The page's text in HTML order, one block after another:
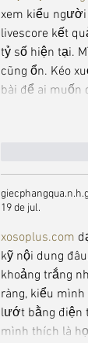
xem kiểu người
livescore kết
tỷ số hiện tại.
cũng ổn. Kéo
bài để ai
19 de jul.
xosoplus.com
kỹ nội dung
khoảng trắng
ràng, kiểu
lướt bằng điện
mình thích là